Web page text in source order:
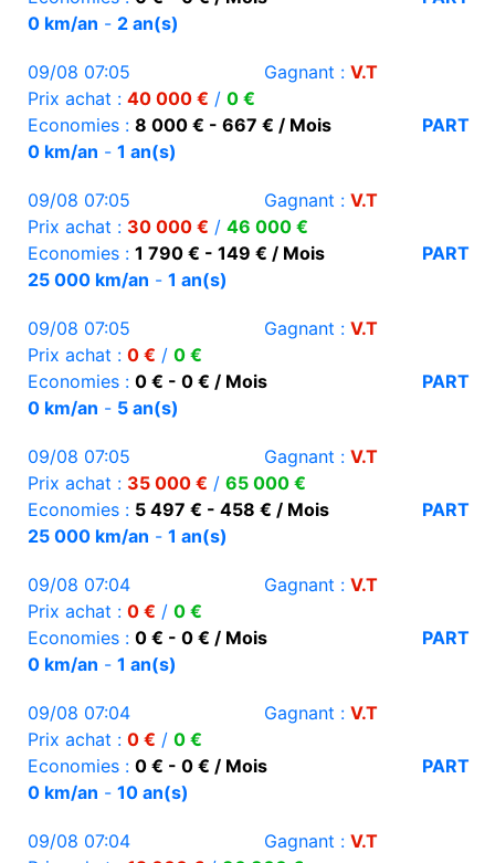
0 km/an - 2 an(s)
09/08 07:05 Gagnant : V.T
Prix achat : 40 000 € / 0 €
Economies : 8 000 € - 667 € / Mois
PART
0 km/an - 1 an(s)
09/08 07:05 Gagnant : V.T
Prix achat : 30 000 € / 46 000 €
Economies : 1 790 € - 149 € / Mois
PART
25 000 km/an - 1 an(s)
09/08 07:05 Gagnant : V.T
Prix achat : 0 € / 0 €
Economies : 0 € - 0 € / Mois
PART
0 km/an - 5 an(s)
09/08 07:05 Gagnant : V.T
Prix achat : 35 000 € / 65 000 €
Economies : 5 497 € - 458 € / Mois
PART
25 000 km/an - 1 an(s)
09/08 07:04 Gagnant : V.T
Prix achat : 0 € / 0 €
Economies : 0 € - 0 € / Mois
PART
0 km/an - 1 an(s)
09/08 07:04 Gagnant : V.T
Prix achat : 0 € / 0 €
Economies : 0 € - 0 € / Mois
PART
0 km/an - 10 an(s)
09/08 07:04 Gagnant : V.T